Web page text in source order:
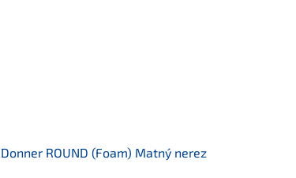
Donner ROUND (Foam) Matný nerez